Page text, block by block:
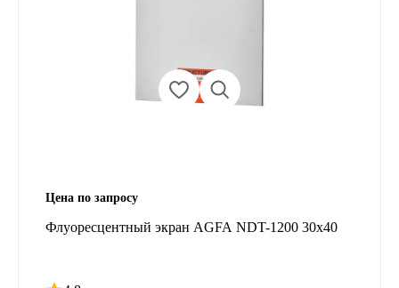
Цена по запросу
Флуоресцентный экран AGFA NDT-1200 30x40